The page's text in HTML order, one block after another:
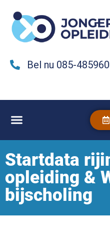
Bel nu 085-
Startdata
opleiding &
bijscholing